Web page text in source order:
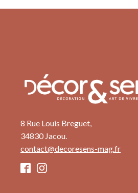
8 Rue Louis Breguet,
34830 Jacou.
contact@decoresens-mag.fr